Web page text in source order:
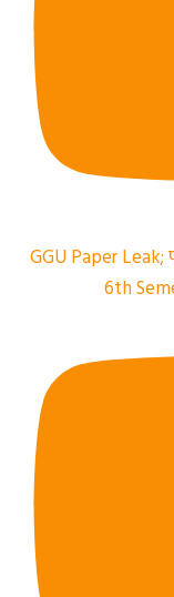
GGU Paper Leak;
6th